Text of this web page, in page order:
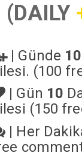
(DAILY
| Günde 10
(100
| Gün 10
(150
| Her